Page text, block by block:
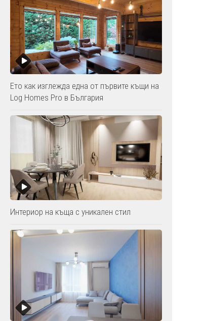
Ето как изглежда една от първите къщи на
Log Homes Pro в България
Интериор на къща с уникален стил